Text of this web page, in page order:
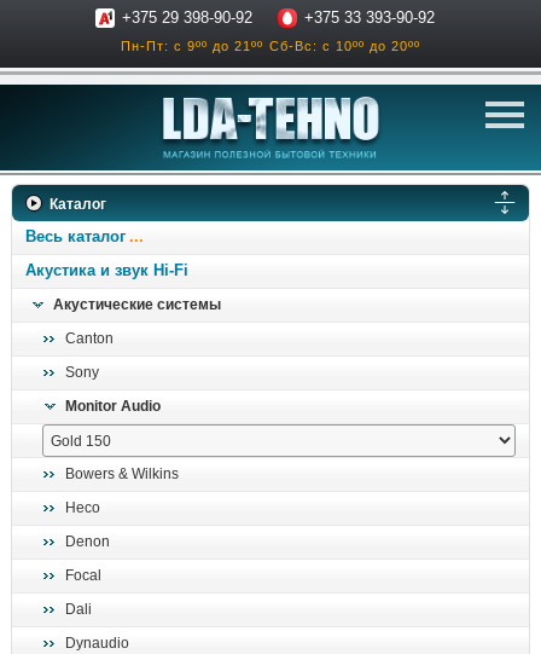
+375 29 398-90-92 +375 33 393-90-92
Пн-Пт: с 9ºº до 21ºº Сб-Вс: с 10ºº до 20ºº
телевизоры
ресиверы, усилители
отопительные котлы
Каталог
Весь каталог
Акустика и звук Hi-Fi
Акустические системы
Canton
Sony
Monitor Audio
Bowers & Wilkins
Heco
Denon
Focal
Dali
Dynaudio